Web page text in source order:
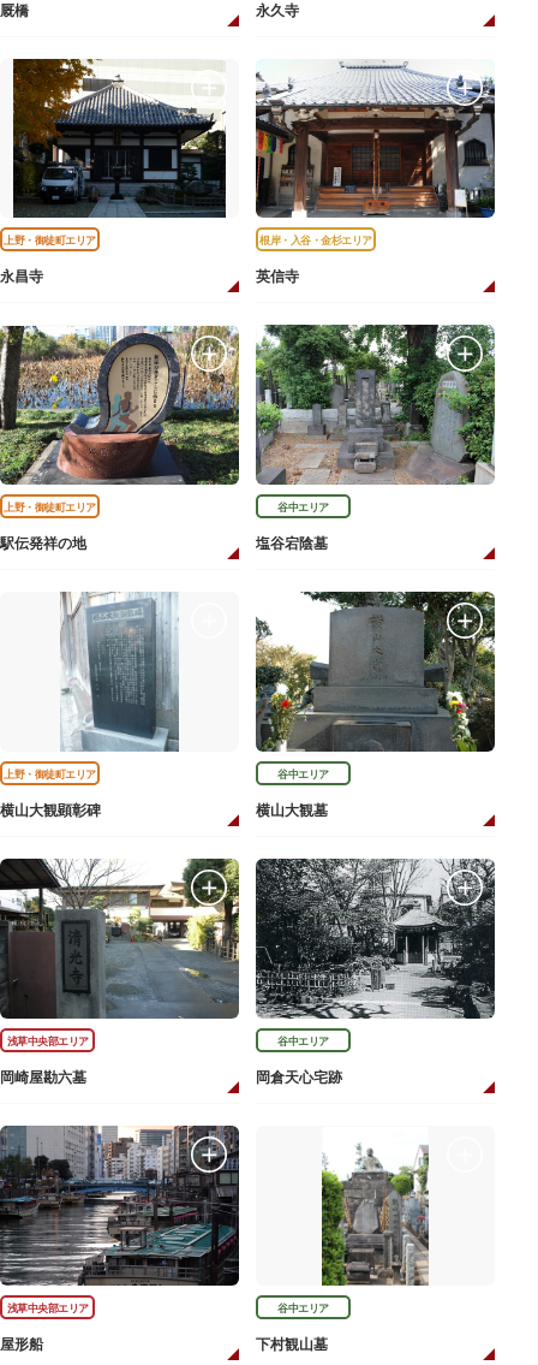
厩橋 永久寺
上野・御徒町エリア
永昌寺
根岸・入谷・金杉エリア
英信寺
上野・御徒町エリア
駅伝発祥の地
谷中エリア
塩谷宕陰墓
上野・御徒町エリア
横山大観顕彰碑
谷中エリア
横山大観墓
浅草中央部エリア
岡崎屋勘六墓
谷中エリア
岡倉天心宅跡
浅草中央部エリア
屋形船
谷中エリア
下村観山墓